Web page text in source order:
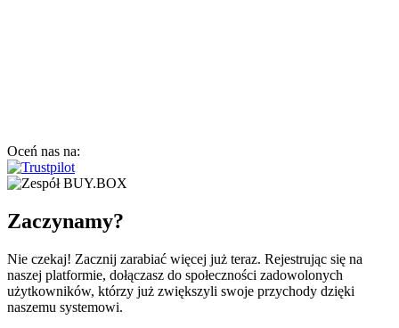
Oceń nas na:
Zaczynamy?
Nie czekaj! Zacznij zarabiać więcej już teraz. Rejestrując się na
naszej platformie, dołączasz do społeczności zadowolonych
użytkowników, którzy już zwiększyli swoje przychody dzięki
naszemu systemowi.